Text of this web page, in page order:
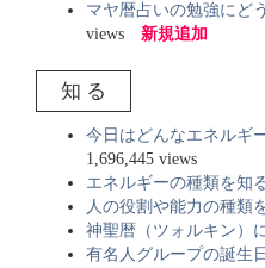
マヤ暦占いの勉強にど
views 新規追加
知 る
今日はどんなエネルギ
1,696,445 views
エネルギーの種類を知
人の役割や能力の種類
神聖暦（ツォルキン）
有名人グループの誕生